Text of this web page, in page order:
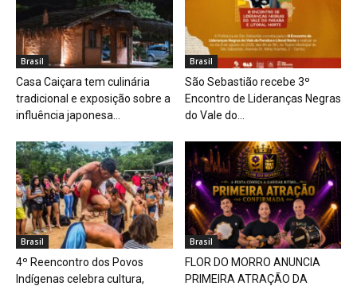
Brasil
Casa Caiçara tem culinária
tradicional e exposição sobre a
influência japonesa...
Brasil
São Sebastião recebe 3º
Encontro de Lideranças Negras
do Vale do...
Brasil
4º Reencontro dos Povos
Indígenas celebra cultura,
Brasil
FLOR DO MORRO ANUNCIA
PRIMEIRA ATRAÇÃO DA